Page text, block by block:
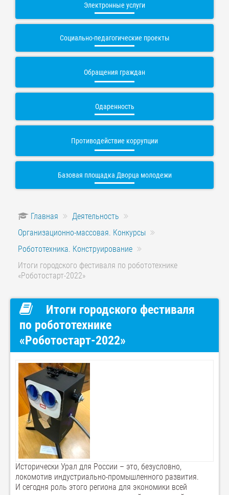
Электронные услуги
Социально-педагогические проекты
Обращения граждан
Одаренность
Противодействие коррупции
Базовая площадка Дворца молодежи
Главная
Деятельность
Организационно-массовая. Конкурсы
Робототехника. Конструирование
Итоги городского фестиваля по робототехнике
«Роботостарт-2022»
Итоги городского фестиваля
по робототехнике
«Роботостарт-2022»
Исторически Урал для России – это, безусловно,
локомотив индустриально-промышленного развития.
И сегодня роль этого региона для экономики всей